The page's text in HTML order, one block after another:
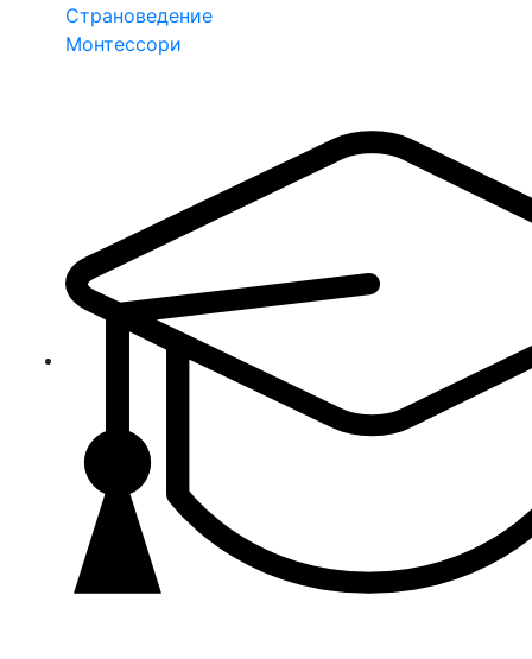
Страноведение
Монтессори